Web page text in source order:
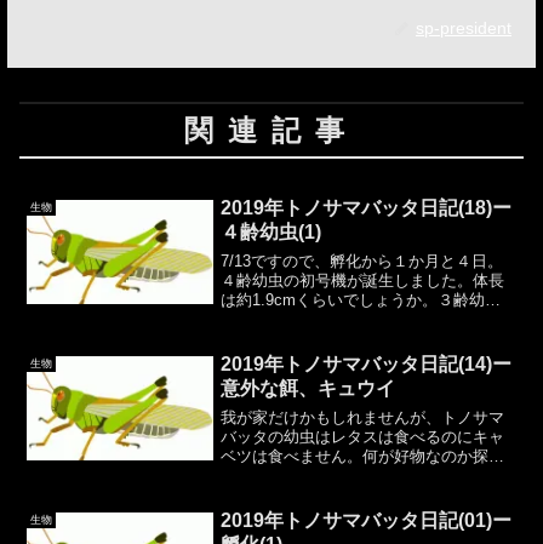
sp-president
関連記事
生物
2019年トノサマバッタ日記(18)ー
４齢幼虫(1)
7/13ですので、孵化から１か月と４日。
４齢幼虫の初号機が誕生しました。体長
は約1.9cmくらいでしょうか。３齢幼虫
と」です。数日前までいた、１齢幼虫？
と思われる個体は脱皮...
生物
2019年トノサマバッタ日記(14)ー
意外な餌、キュウイ
我が家だけかもしれませんが、トノサマ
バッタの幼虫はレタスは食べるのにキャ
ベツは食べません。何が好物なのか探る
ュウイでした。（ゴールドキュウイも食
べるとは思いますが、まだ...
生物
2019年トノサマバッタ日記(01)ー